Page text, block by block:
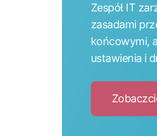
Zespół IT
zasadami
końcowymi,
ustawienia i